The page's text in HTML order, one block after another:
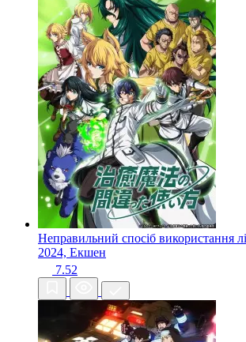
Неправильний спосіб використання
2024, Екшен
7.52